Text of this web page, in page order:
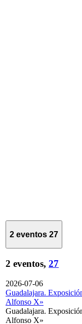
2 eventos 27
2 eventos, 27
2026-07-06
Guadalajara.
Alfonso X»
Guadalajara.
Alfonso X»